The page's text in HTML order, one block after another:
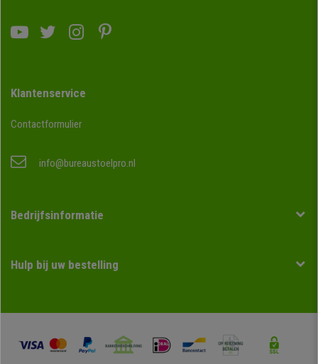
Klantenservice
Contactformulier
info@bureaustoelpro.nl
Bedrijfsinformatie
Hulp bij uw bestelling